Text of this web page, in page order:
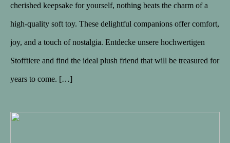
cherished keepsake for yourself, nothing beats the charm of a
high-quality soft toy. These delightful companions offer comfort,
joy, and a touch of nostalgia. Entdecke unsere hochwertigen
Stofftiere and find the ideal plush friend that will be treasured for
years to come. […]